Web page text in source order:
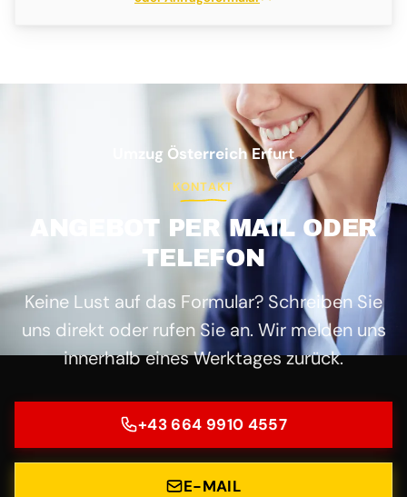
Umzug Österreich Erfurt
KONTAKT
ANGEBOT PER MAIL ODER
TELEFON
Keine Lust auf das Formular? Schreiben Sie
uns direkt oder rufen Sie an. Wir melden uns
innerhalb eines Werktages zurück.
+43 664 9910 4557
E-MAIL